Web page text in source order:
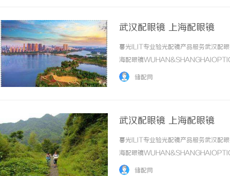
武汉配眼镜 上海配眼镜
暮光ILIT专业验光配镜产品服务武汉配
海配眼镜
品牌，现于武汉与上海设有4家门店。
储配网
武汉配眼镜 上海配眼镜
暮光ILIT专业验光配镜产品服务武汉配
海配眼镜
品牌，现于武汉与上海设有4家门店。
储配网